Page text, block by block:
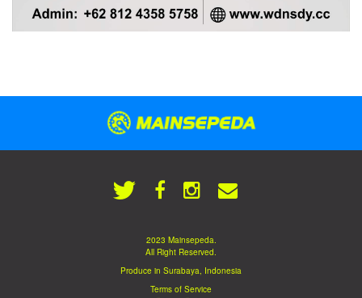
2023 Mainsepeda.
All Right Reserved.
Produce in Surabaya, Indonesia
Terms of Service